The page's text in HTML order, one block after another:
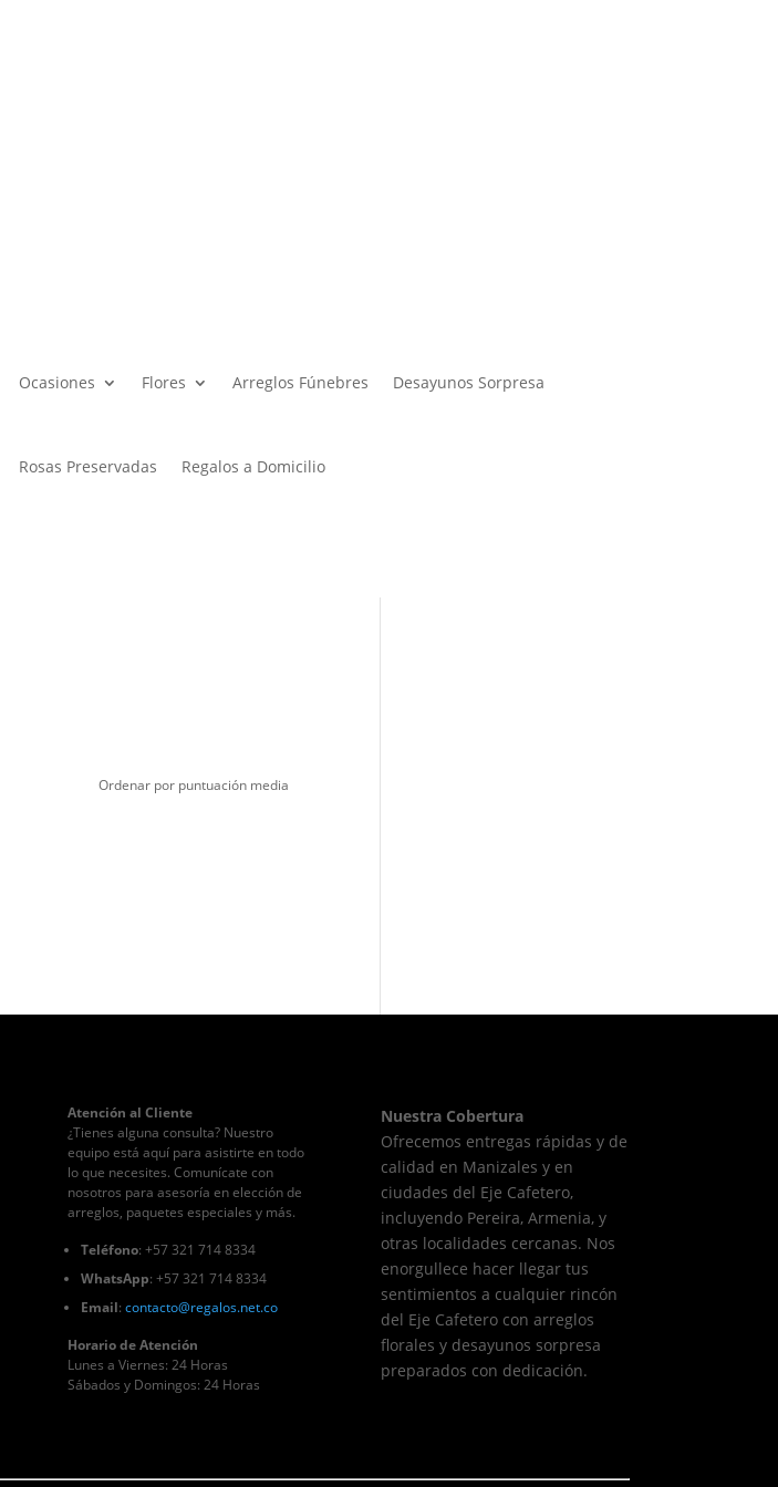
Ocasiones Flores Arreglos Fúnebres Desayunos Sorpresa
Rosas Preservadas Regalos a Domicilio
Atención al Cliente
¿Tienes alguna consulta? Nuestro
equipo está aquí para asistirte en todo
lo que necesites. Comunícate con
nosotros para asesoría en elección de
arreglos, paquetes especiales y más.
Teléfono: +57 321 714 8334
WhatsApp: +57 321 714 8334
Email: contacto@regalos.net.co
Horario de Atención
Lunes a Viernes: 24 Horas
Sábados y Domingos: 24 Horas
Nuestra Cobertura
Ofrecemos entregas rápidas y de
calidad en Manizales y en
ciudades del Eje Cafetero,
incluyendo Pereira, Armenia, y
otras localidades cercanas. Nos
enorgullece hacer llegar tus
sentimientos a cualquier rincón
del Eje Cafetero con arreglos
florales y desayunos sorpresa
preparados con dedicación.